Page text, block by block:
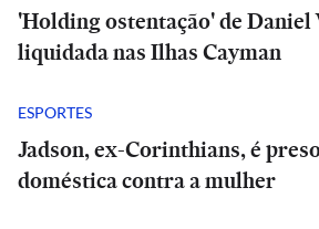
'Holding ostentação' de Daniel
liquidada nas Ilhas Cayman
ESPORTES
Jadson, ex-Corinthians, é
doméstica contra a mulher